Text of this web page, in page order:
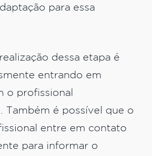
para essa
dessa etapa é
entrando em
o profissional
Também é possível que o
entre em contato
para informar o